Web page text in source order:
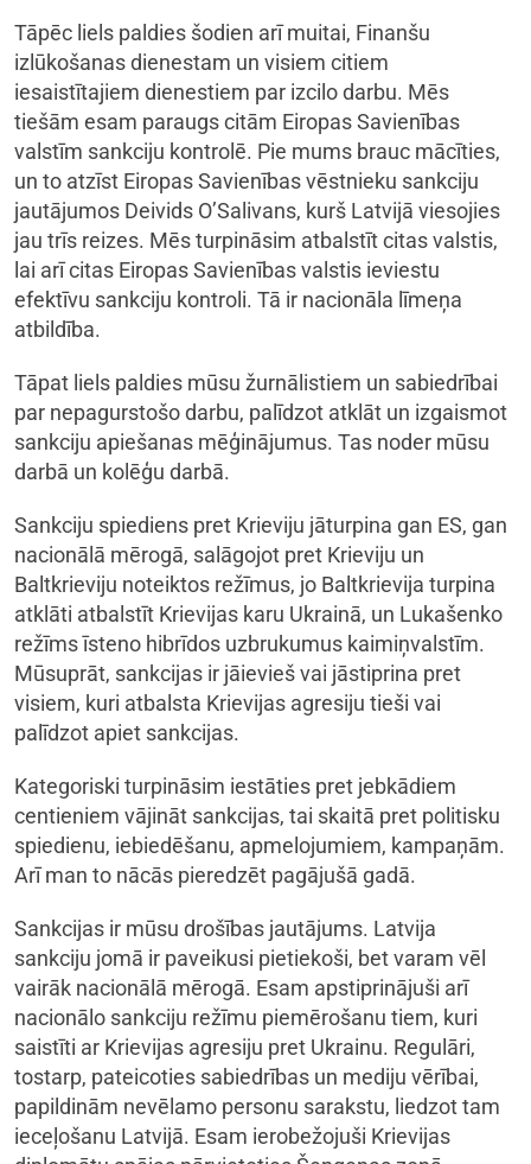
Tāpēc liels paldies šodien arī muitai, Finanšu
izlūkošanas dienestam un visiem citiem
iesaistītajiem dienestiem par izcilo darbu. Mēs
tiešām esam paraugs citām Eiropas Savienības
valstīm sankciju kontrolē. Pie mums brauc mācīties,
un to atzīst Eiropas Savienības vēstnieku sankciju
jautājumos Deivids O’Salivans, kurš Latvijā viesojies
jau trīs reizes. Mēs turpināsim atbalstīt citas valstis,
lai arī citas Eiropas Savienības valstis ieviestu
efektīvu sankciju kontroli. Tā ir nacionāla līmeņa
atbildība.
Tāpat liels paldies mūsu žurnālistiem un sabiedrībai
par nepagurstošo darbu, palīdzot atklāt un izgaismot
sankciju apiešanas mēģinājumus. Tas noder mūsu
darbā un kolēģu darbā.
Sankciju spiediens pret Krieviju jāturpina gan ES, gan
nacionālā mērogā, salāgojot pret Krieviju un
Baltkrieviju noteiktos režīmus, jo Baltkrievija turpina
atklāti atbalstīt Krievijas karu Ukrainā, un Lukašenko
režīms īsteno hibrīdos uzbrukumus kaimiņvalstīm.
Mūsuprāt, sankcijas ir jāievieš vai jāstiprina pret
visiem, kuri atbalsta Krievijas agresiju tieši vai
palīdzot apiet sankcijas.
Kategoriski turpināsim iestāties pret jebkādiem
centieniem vājināt sankcijas, tai skaitā pret politisku
spiedienu, iebiedēšanu, apmelojumiem, kampaņām.
Arī man to nācās pieredzēt pagājušā gadā.
Sankcijas ir mūsu drošības jautājums. Latvija
sankciju jomā ir paveikusi pietiekoši, bet varam vēl
vairāk nacionālā mērogā. Esam apstiprinājuši arī
nacionālo sankciju režīmu piemērošanu tiem, kuri
saistīti ar Krievijas agresiju pret Ukrainu. Regulāri,
tostarp, pateicoties sabiedrības un mediju vērībai,
papildinām nevēlamo personu sarakstu, liedzot tam
ieceļošanu Latvijā. Esam ierobežojuši Krievijas